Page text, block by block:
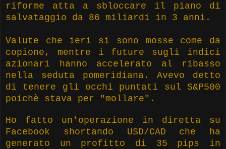
riforme atta a sbloccare il piano di
salvataggio da 86 miliardi in 3 anni.
Valute che ieri si sono mosse come da
copione, mentre i future sugli indici
azionari hanno accelerato al ribasso
nella seduta pomeridiana. Avevo detto
di tenere gli occhi puntati sul S&P500
poichè stava per "mollare".
Ho fatto un'operazione in diretta su
Facebook shortando USD/CAD che ha
generato un profitto di 35 pips in